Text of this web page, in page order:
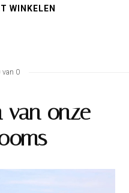
WINKELEN
van 0
van onze